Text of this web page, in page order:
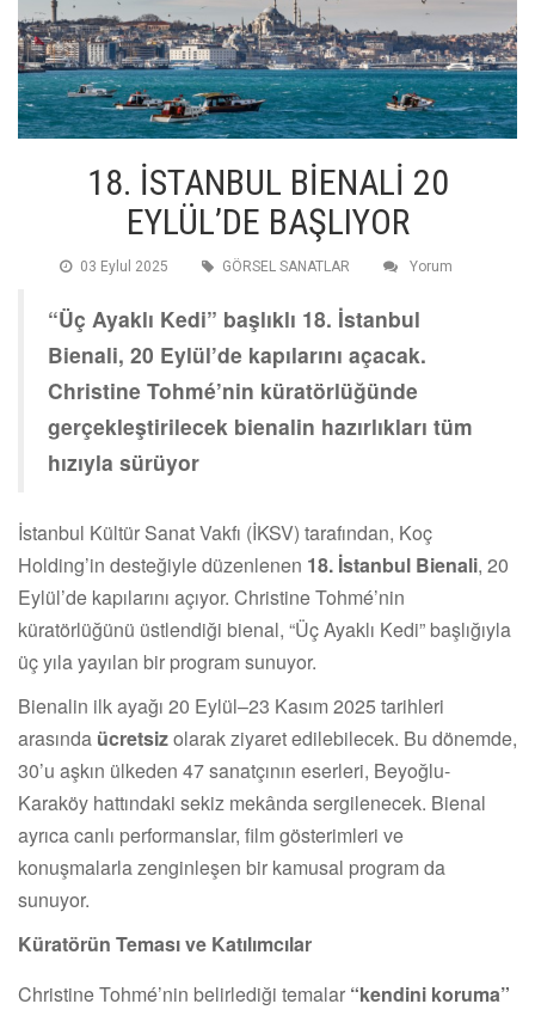
18. İSTANBUL BİENALİ 20
EYLÜL’DE BAŞLIYOR
03 Eylul 2025 GÖRSEL SANATLAR Yorum
“Üç Ayaklı Kedi” başlıklı 18. İstanbul
Bienali, 20 Eylül’de kapılarını açacak.
Christine Tohmé’nin küratörlüğünde
gerçekleştirilecek bienalin hazırlıkları tüm
hızıyla sürüyor
İstanbul Kültür Sanat Vakfı (İKSV) tarafından, Koç
Holding’in desteğiyle düzenlenen 18. İstanbul Bienali, 20
Eylül’de kapılarını açıyor. Christine Tohmé’nin
küratörlüğünü üstlendiği bienal, “Üç Ayaklı Kedi” başlığıyla
üç yıla yayılan bir program sunuyor.
Bienalin ilk ayağı 20 Eylül–23 Kasım 2025 tarihleri
arasında ücretsizolarak ziyaret edilebilecek. Bu dönemde,
30’u aşkın ülkeden 47 sanatçının eserleri, Beyoğlu-
Karaköy hattındaki sekiz mekânda sergilenecek. Bienal
ayrıca canlı performanslar, film gösterimleri ve
konuşmalarla zenginleşen bir kamusal program da
sunuyor.
Küratörün Teması ve Katılımcılar
Christine Tohmé’nin belirlediği temalar “kendini koruma”